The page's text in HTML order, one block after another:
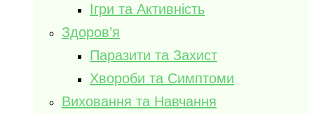
Ігри та Активність
Здоров’я
Паразити та Захист
Хвороби та Симптоми
Виховання та Навчання